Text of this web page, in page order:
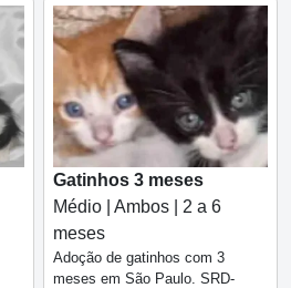
Gatinhos 3 meses
Médio | Ambos | 2 a 6
meses
Adoção de gatinhos com 3
meses em São Paulo. SRD-